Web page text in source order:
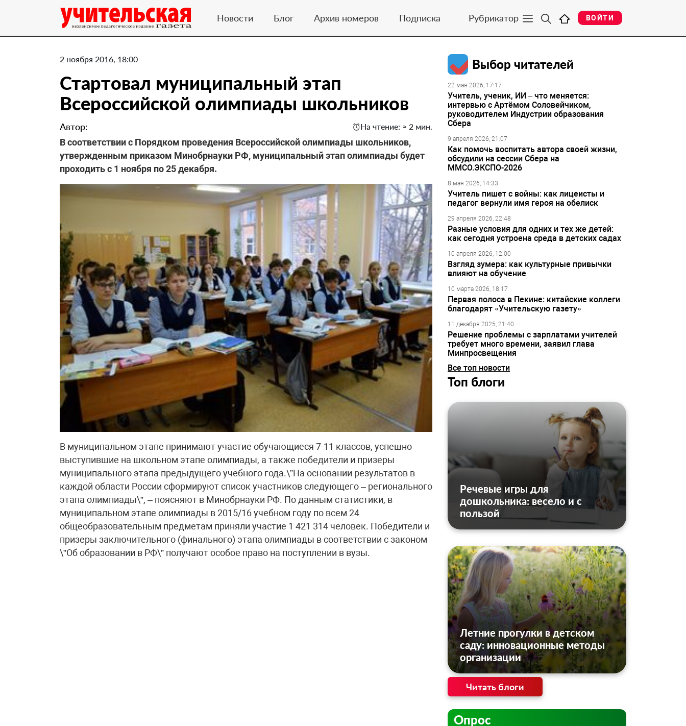
Новости Блог Архив номеров Подписка Рубрикатор ВОЙТИ
2 ноября 2016, 18:00
Стартовал муниципальный этап
Всероссийской олимпиады школьников
Автор: На чтение: ≈ 2 мин.
В соответствии с Порядком проведения Всероссийской олимпиады школьников,
утвержденным приказом Минобрнауки РФ, муниципальный этап олимпиады будет
проходить с 1 ноября по 25 декабря.
В муниципальном этапе принимают участие обучающиеся 7-11 классов, успешно
выступившие на школьном этапе олимпиады, а также победители и призеры
муниципального этапа предыдущего учебного года.\”На основании результатов в
каждой области России сформируют список участников следующего – регионального
этапа олимпиады\”, – поясняют в Минобрнауки РФ. По данным статистики, в
муниципальном этапе олимпиады в 2015/16 учебном году по всем 24
общеобразовательным предметам приняли участие 1 421 314 человек. Победители и
призеры заключительного (финального) этапа олимпиады в соответствии с законом
\”Об образовании в РФ\” получают особое право на поступлении в вузы.
Выбор читателей
22 мая 2026, 17:17
Учитель, ученик, ИИ – что меняется:
интервью с Артёмом Соловейчиком,
руководителем Индустрии образования
Сбера
9 апреля 2026, 21:07
Как помочь воспитать автора своей жизни,
обсудили на сессии Сбера на
ММСО.ЭКСПО-2026
8 мая 2026, 14:33
Учитель пишет с войны: как лицеисты и
педагог вернули имя героя на обелиск
29 апреля 2026, 22:48
Разные условия для одних и тех же детей:
как сегодня устроена среда в детских садах
10 апреля 2026, 12:00
Взгляд зумера: как культурные привычки
влияют на обучение
10 марта 2026, 18:17
Первая полоса в Пекине: китайские коллеги
благодарят «Учительскую газету»
11 декабря 2025, 21:40
Решение проблемы с зарплатами учителей
требует много времени, заявил глава
Минпросвещения
Все топ новости
Топ блоги
Речевые игры для
дошкольника: весело и с
пользой
Летние прогулки в детском
саду: инновационные методы
организации
Читать блоги
Опрос